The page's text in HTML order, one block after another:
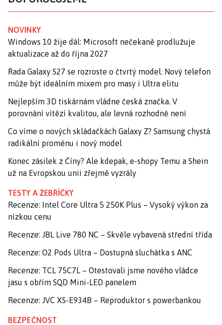
NOVINKY
Windows 10 žije dál: Microsoft nečekaně prodlužuje
aktualizace až do října 2027
Řada Galaxy S27 se rozroste o čtvrtý model. Nový telefon
může být ideálním mixem pro masy i Ultra elitu
Nejlepším 3D tiskárnám vládne česká značka. V
porovnání vítězí kvalitou, ale levná rozhodně není
Co víme o nových skládačkách Galaxy Z? Samsung chystá
radikální proměnu i nový model
Konec zásilek z Číny? Ale kdepak, e-shopy Temu a Shein
už na Evropskou unii zřejmě vyzrály
TESTY A ŽEBŘÍČKY
Recenze: Intel Core Ultra 5 250K Plus – Vysoký výkon za
nízkou cenu
Recenze: JBL Live 780 NC – Skvěle vybavená střední třída
Recenze: O2 Pods Ultra – Dostupná sluchátka s ANC
Recenze: TCL 75C7L – Otestovali jsme nového vládce
jasu s obřím SQD Mini-LED panelem
Recenze: JVC XS-E934B – Reproduktor s powerbankou
BEZPEČNOST